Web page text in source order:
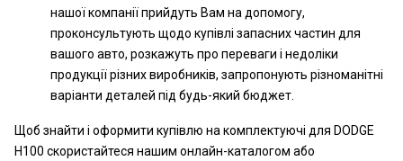
нашої компанії прийдуть Вам на допомогу,
проконсультують щодо купівлі запасних частин для
вашого авто, розкажуть про переваги і недоліки
продукції різних виробників, запропонують різноманітні
варіанти деталей під будь-який бюджет.
Щоб знайти і оформити купівлю на комплектуючі для DODGE
H100 скористайтеся нашим онлайн-каталогом або